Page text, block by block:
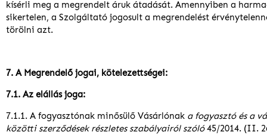
kísérli meg a megrendelt áruk átadását. Amennyiben a
sikertelen, a Szolgáltató jogosult a megrendelést
törölni azt.
7. A Megrendelő jogai, kötelezettségei:
7.1. Az elállás joga:
7.1.1. A fogyasztónak minősülő Vásárlónak a fogyasztó és a
közötti szerződések részletes szabályairól szóló45/2014. (II.